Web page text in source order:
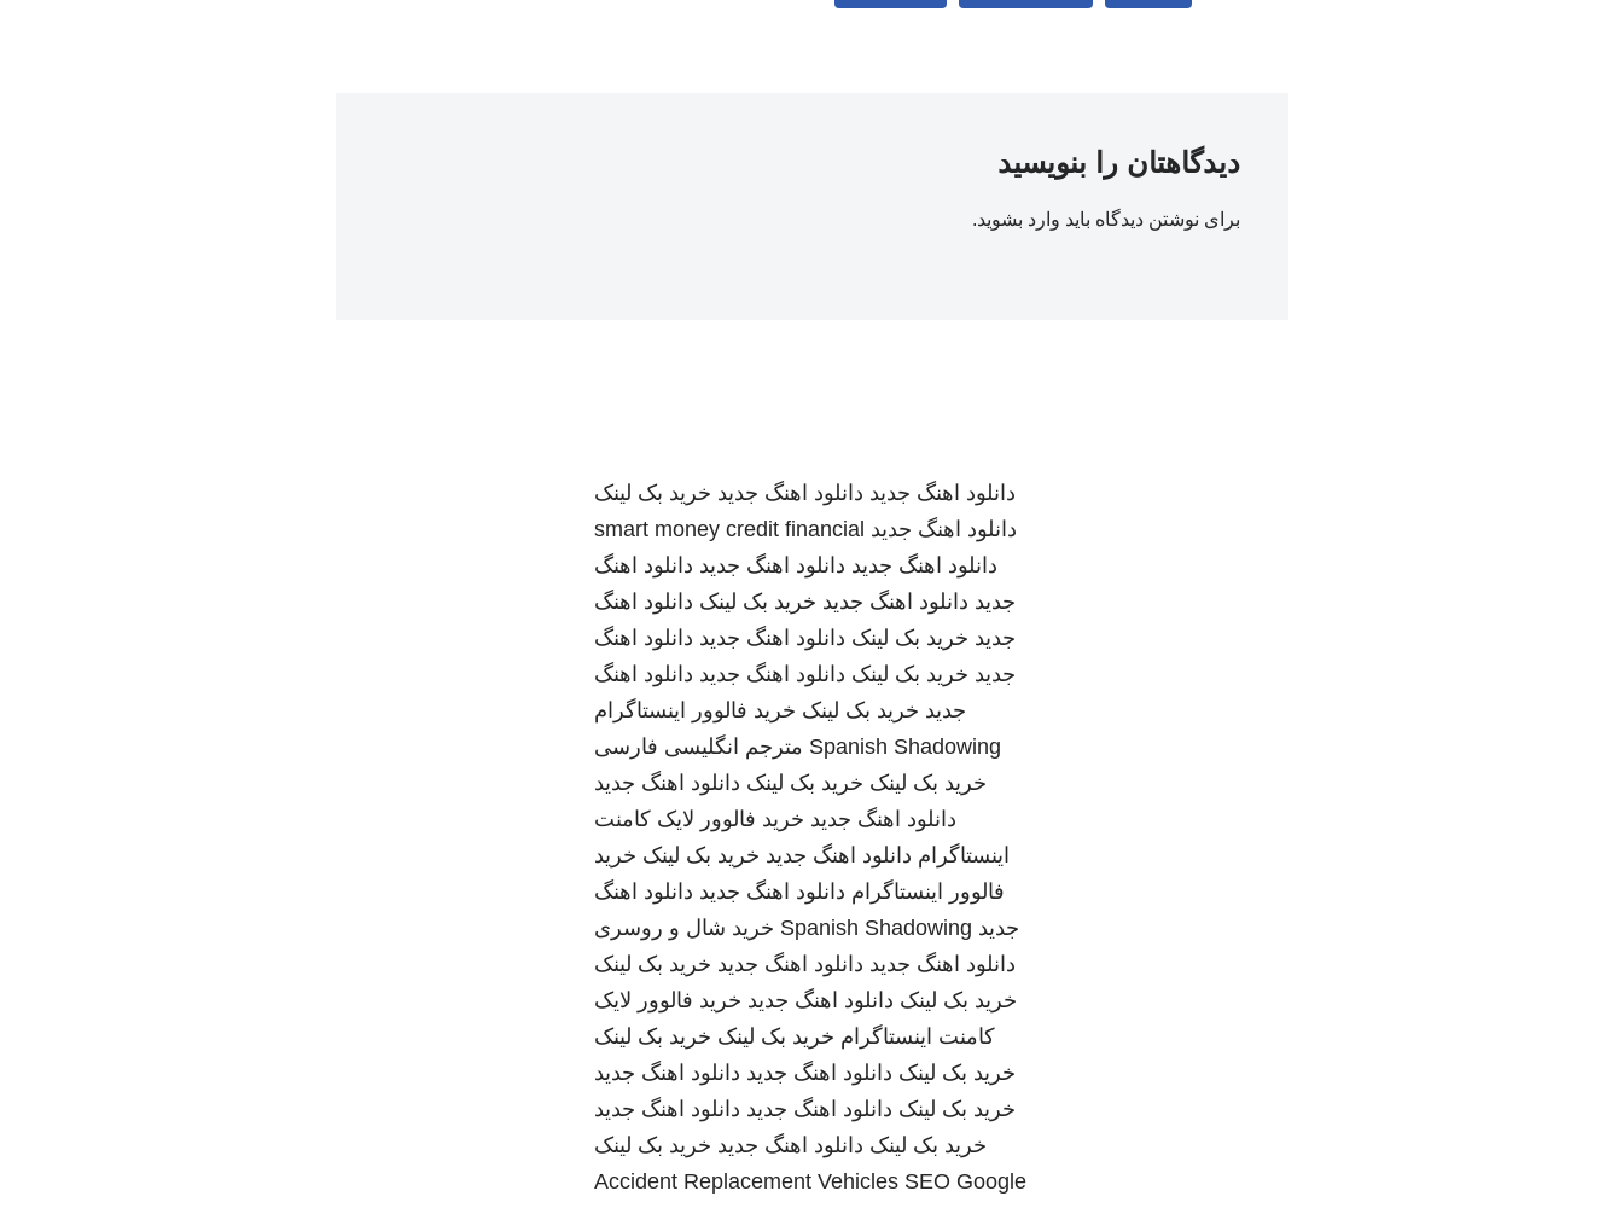
دیدگاهتان را بنویسید
برای نوشتن دیدگاه باید وارد بشوید.
دانلود اهنگ جدید دانلود اهنگ جدید خرید بک لینک
دانلود اهنگ جدید smart money credit financial
دانلود اهنگ جدید دانلود اهنگ جدید دانلود اهنگ
جدید دانلود اهنگ جدید خرید بک لینک دانلود اهنگ
جدید خرید بک لینک دانلود اهنگ جدید دانلود اهنگ
جدید خرید بک لینک دانلود اهنگ جدید دانلود اهنگ
جدید خرید بک لینک خرید فالوور اینستاگرام
Spanish Shadowing مترجم انگلیسی فارسی
خرید بک لینک خرید بک لینک دانلود اهنگ جدید
دانلود اهنگ جدید خرید فالوور لایک کامنت
اینستاگرام دانلود اهنگ جدید خرید بک لینک خرید
فالوور اینستاگرام دانلود اهنگ جدید دانلود اهنگ
جدید Spanish Shadowing خرید شال و روسری
دانلود اهنگ جدید دانلود اهنگ جدید خرید بک لینک
خرید بک لینک دانلود اهنگ جدید خرید فالوور لایک
کامنت اینستاگرام خرید بک لینک خرید بک لینک
خرید بک لینک دانلود اهنگ جدید دانلود اهنگ جدید
خرید بک لینک دانلود اهنگ جدید دانلود اهنگ جدید
خرید بک لینک دانلود اهنگ جدید خرید بک لینک
Accident Replacement Vehicles SEO Google